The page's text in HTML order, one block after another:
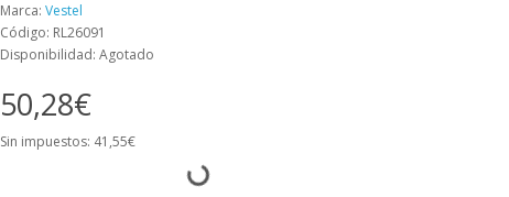
Marca: Vestel
Código: RL26091
Disponibilidad: Agotado
50,28€
Sin impuestos: 41,55€